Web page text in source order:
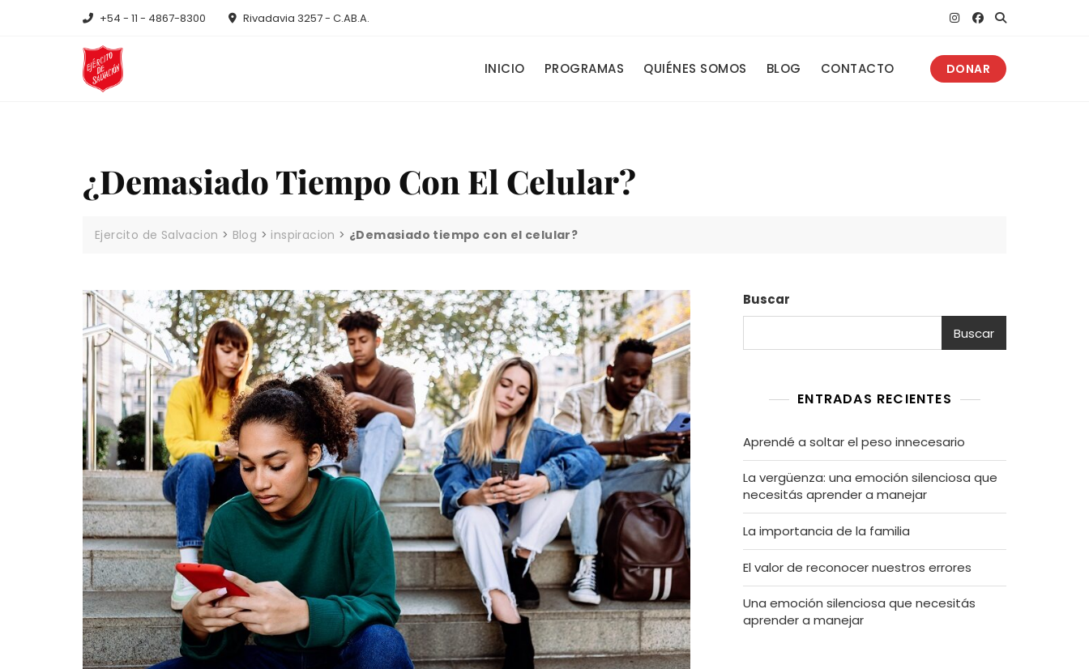
+54 - 11 - 4867-8300 Rivadavia 3257 - C.AB.A.
INICIO PROGRAMAS QUIÉNES SOMOS BLOG CONTACTO DONAR
¿Demasiado Tiempo Con El Celular?
Ejercito de Salvacion > Blog > inspiracion > ¿Demasiado tiempo con el celular?
Buscar
Buscar
ENTRADAS RECIENTES
Aprendé a soltar el peso innecesario
La vergüenza: una emoción silenciosa que
necesitás aprender a manejar
La importancia de la familia
El valor de reconocer nuestros errores
Una emoción silenciosa que necesitás
aprender a manejar